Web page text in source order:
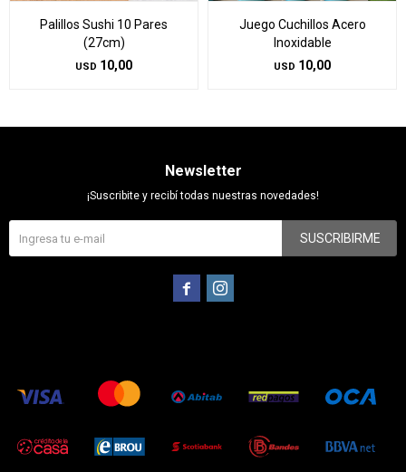
Palillos Sushi 10 Pares
(27cm)
USD 10,00
Juego Cuchillos Acero
Inoxidable
USD 10,00
Newsletter
¡Suscribite y recibí todas nuestras novedades!
SUSCRIBIRME
 